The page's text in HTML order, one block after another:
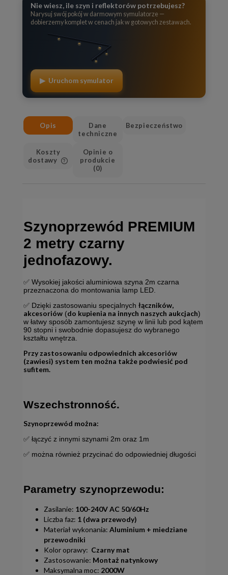
Nie wiesz, ile szyn i reflektorów potrzebujesz?
Narysuj swój pokój w darmowym symulatorze —
dobierzemy komplet w cenach jak w gotowych zestawach.
▶ Uruchom symulator
Opis
Dane
techniczne
Bezpieczeństwo
Koszty
dostawy
Cena nie zawiera ewentualnych
Opinie o
produkcie
(0)
Szynoprzewód PREMIUM
2 metry czarny
jednofazowy.
✅ Wysokiej jakości aluminiowa szyna 2m czarna
przeznaczona do montowania lamp LED.
✅ Dzięki zastosowaniu specjalnych łączników,
akcesoriów (do kupienia na innych naszych aukcjach)
w łatwy sposób zamontujesz szynę w linii lub pod kątem
90 stopni i swobodnie dopasujesz do wybranego
kształtu wnętrza.
Przy zastosowaniu odpowiednich akcesoriów
(zawiesi) system ten można także podwiesić pod
sufitem.
Wszechstronność.
Szynoprzewód można:
✅ łączyć z innymi szynami 2m oraz 1m
✅ można również przycinać do odpowiedniej długości
Parametry szynoprzewodu:
Zasilanie: 100-240V AC 50/60Hz
Liczba faz: 1 (dwa przewody)
Materiał wykonania: Aluminium + miedziane
przewodniki
Kolor oprawy: Czarny mat
Zastosowanie: Montaż natynkowy
Maksymalna moc: 2000W